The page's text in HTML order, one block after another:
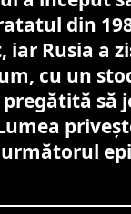
din
iar Rusia a
cu un
să